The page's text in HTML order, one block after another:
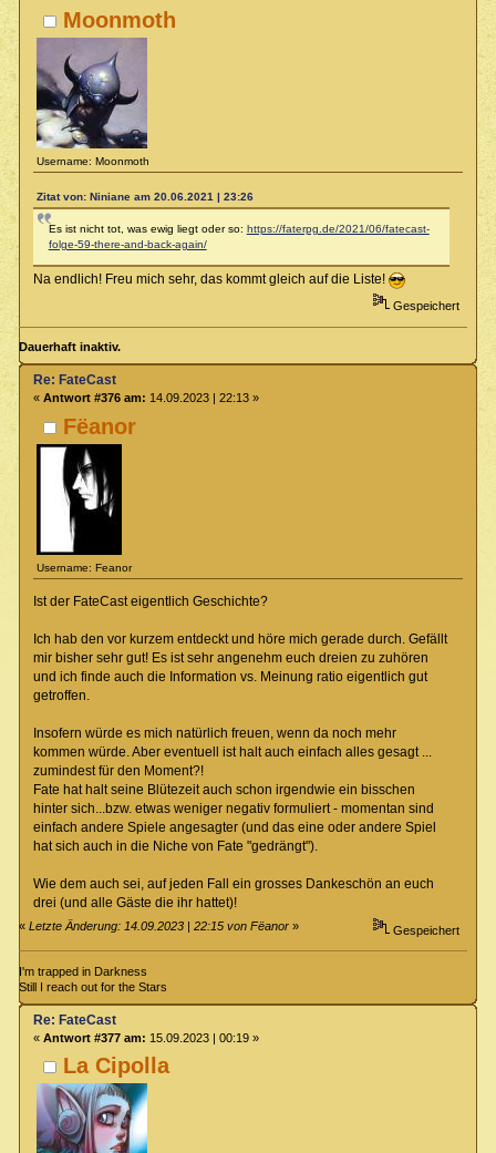
Moonmoth
Username: Moonmoth
Zitat von: Niniane am 20.06.2021 | 23:26
Es ist nicht tot, was ewig liegt oder so: https://faterpg.de/2021/06/fatecast-
folge-59-there-and-back-again/
Na endlich! Freu mich sehr, das kommt gleich auf die Liste!
Gespeichert
Dauerhaft inaktiv.
Fëanor
Username: Feanor
Re: FateCast
« Antwort #376 am: 14.09.2023 | 22:13 »
Ist der FateCast eigentlich Geschichte?
Ich hab den vor kurzem entdeckt und höre mich gerade durch. Gefällt
mir bisher sehr gut! Es ist sehr angenehm euch dreien zu zuhören
und ich finde auch die Information vs. Meinung ratio eigentlich gut
getroffen.
Insofern würde es mich natürlich freuen, wenn da noch mehr
kommen würde. Aber eventuell ist halt auch einfach alles gesagt ...
zumindest für den Moment?!
Fate hat halt seine Blütezeit auch schon irgendwie ein bisschen
hinter sich...bzw. etwas weniger negativ formuliert - momentan sind
einfach andere Spiele angesagter (und das eine oder andere Spiel
hat sich auch in die Niche von Fate "gedrängt").
Wie dem auch sei, auf jeden Fall ein grosses Dankeschön an euch
drei (und alle Gäste die ihr hattet)!
«Letzte Änderung: 14.09.2023 | 22:15 von Fëanor » Gespeichert
I'm trapped in Darkness
Still I reach out for the Stars
La Cipolla
Re: FateCast
« Antwort #377 am: 15.09.2023 | 00:19 »